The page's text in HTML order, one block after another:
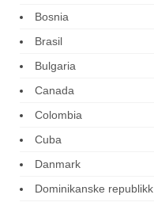
Bosnia
Brasil
Bulgaria
Canada
Colombia
Cuba
Danmark
Dominikanske republikk